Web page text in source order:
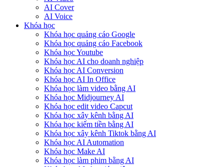
AI Cover
AI Voice
Khóa học
Khóa học quảng cáo Google
Khóa học quảng cáo Facebook
Khóa học Youtube
Khóa học AI cho doanh nghiệp
Khóa học AI Conversion
Khóa học AI In Office
Khóa học làm video bằng AI
Khóa học Midjourney AI
Khóa học edit video Capcut
Khóa học xây kênh bằng AI
Khóa học kiếm tiền bằng AI
Khóa học xây kênh Tiktok bằng AI
Khóa học AI Automation
Khóa học Make AI
Khóa học làm phim bằng AI